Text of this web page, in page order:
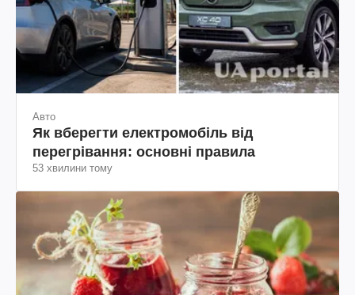
Авто
Як вберегти електромобіль від
перегрівання: основні правила
53 хвилини тому